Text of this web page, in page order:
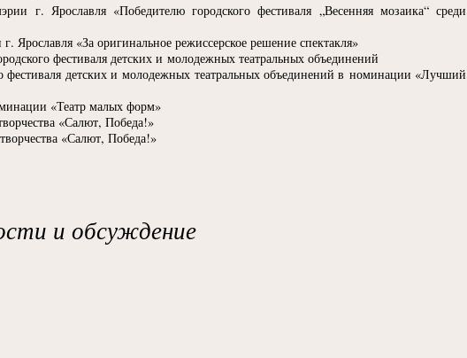
г. Ярославля «Победителю городского фестиваля „Весенняя мозаика“ среди
Ярославля «За оригинальное режиссерское решение спектакля»
фестиваля детских и молодежных театральных объединений
фестиваля детских и молодежных театральных объединений в номинации «Лучший
«Театр малых форм»
«Салют, Победа!»
«Салют, Победа!»
и обсуждение